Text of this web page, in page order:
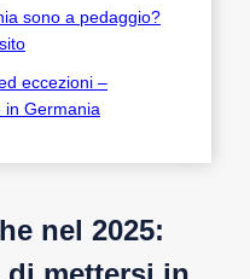
sono a pedaggio?
eccezioni –
Germania
nel 2025: